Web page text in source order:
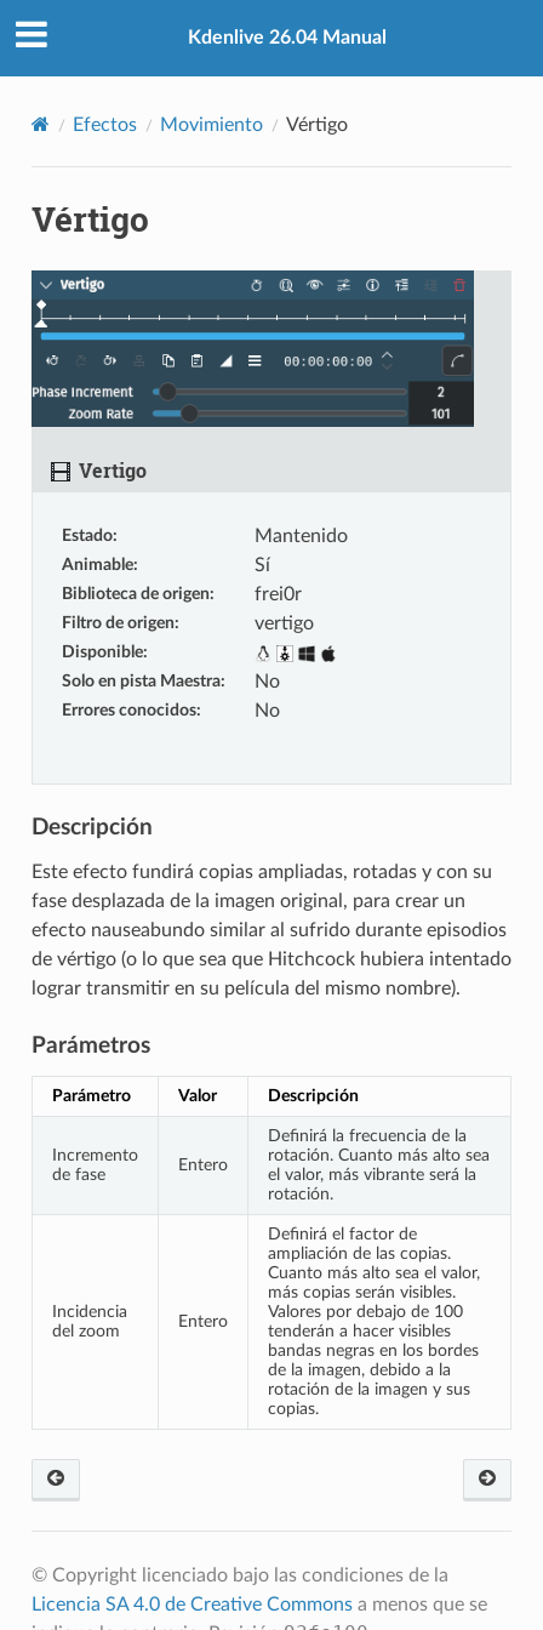
Kdenlive 26.04 Manual
Efectos Movimiento Vértigo
Vértigo
Vertigo
Estado: Mantenido
Animable: Sí
Biblioteca de origen: frei0r
Filtro de origen: vertigo
Disponible:
Solo en pista Maestra: No
Errores conocidos: No
Descripción
Este efecto fundirá copias ampliadas, rotadas y con su
fase desplazada de la imagen original, para crear un
efecto nauseabundo similar al sufrido durante episodios
de vértigo (o lo que sea que Hitchcock hubiera intentado
lograr transmitir en su película del mismo nombre).
Parámetros
Parámetro Valor Descripción
Incremento
de fase
Entero
Definirá la frecuencia de la
rotación. Cuanto más alto sea
el valor, más vibrante será la
rotación.
Incidencia
del zoom
Entero
Definirá el factor de
ampliación de las copias.
Cuanto más alto sea el valor,
más copias serán visibles.
Valores por debajo de 100
tenderán a hacer visibles
bandas negras en los bordes
de la imagen, debido a la
rotación de la imagen y sus
copias.
© Copyright licenciado bajo las condiciones de la
Licencia SA 4.0 de Creative Commonsa menos que se